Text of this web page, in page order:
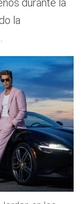
durante la
la